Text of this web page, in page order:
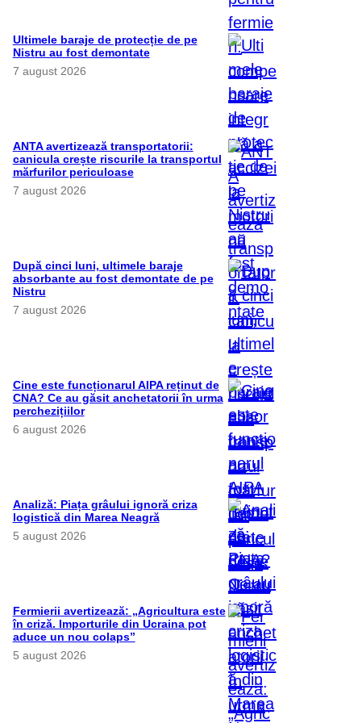
Ultimele baraje de protecție de pe
Nistru au fost demontate
7 august 2026
ANTA avertizează transportatorii:
canicula crește riscurile la transportul
mărfurilor periculoase
7 august 2026
După cinci luni, ultimele baraje
absorbante au fost demontate de pe
Nistru
7 august 2026
Cine este funcționarul AIPA reținut de
CNA? Ce au găsit anchetatorii în urma
perchezițiilor
6 august 2026
Analiză: Piața grâului ignoră criza
logistică din Marea Neagră
5 august 2026
Fermierii avertizează: „Agricultura este
în criză. Importurile din Ucraina pot
aduce un nou colaps”
5 august 2026